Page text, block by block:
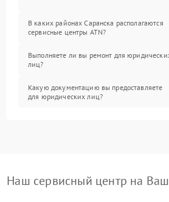
В каких районах Саранска располагаются
сервисные центры ATN?
Выполняете ли вы ремонт для
лиц?
Какую документацию вы предоставляете
для юридических лиц?
Наш сервисный центр на